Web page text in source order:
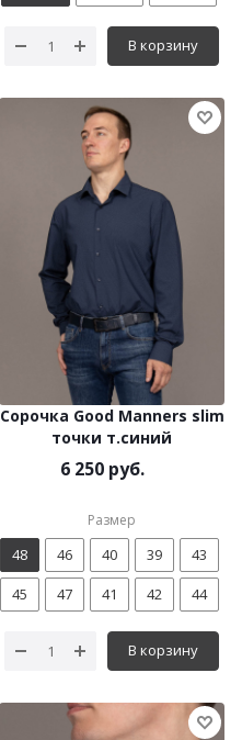
В корзину
Сорочка Good Manners slim
точки т.синий
6 250 руб.
Размер
48 46 40 39
43
45
47 41 42 44
В корзину